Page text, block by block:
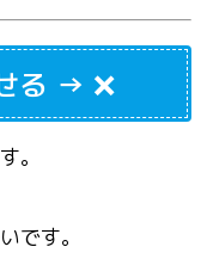
る → ❌
。
です。